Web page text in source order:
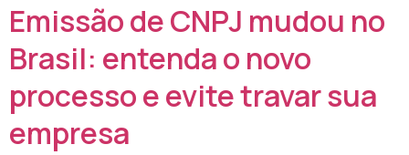
Emissão de CNPJ mudou no
Brasil: entenda o novo
processo e evite travar sua
empresa